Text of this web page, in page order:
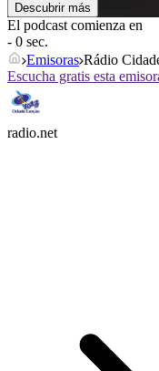
Descubrir más
El podcast comienza en
- 0 sec.
Emisoras Rádio
Escucha gratis esta
radio.net